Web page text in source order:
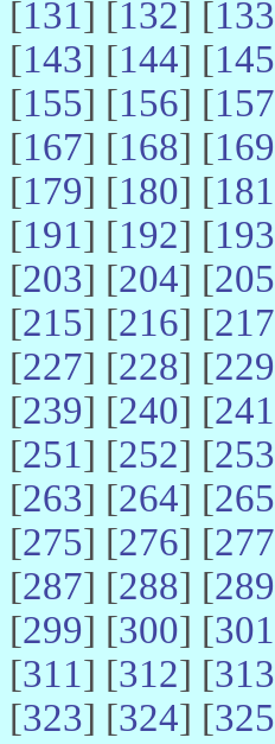
[131] [132] [133
[143] [144] [145
[155] [156] [157
[167] [168] [169
[179] [180] [181
[191] [192] [193
[203] [204] [205
[215] [216] [217
[227] [228] [229
[239] [240] [241
[251] [252] [253
[263] [264] [265
[275] [276] [277
[287] [288] [289
[299] [300] [301
[311] [312] [313
[323] [324] [325